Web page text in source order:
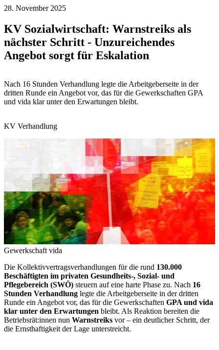
28. November 2025
KV Sozialwirtschaft: Warnstreiks als
nächster Schritt - Unzureichendes
Angebot sorgt für Eskalation
Nach 16 Stunden Verhandlung legte die Arbeitgeberseite in der
dritten Runde ein Angebot vor, das für die Gewerkschaften GPA
und vida klar unter den Erwartungen bleibt.
KV Verhandlung
Gewerkschaft vida
Die Kollektivvertragsverhandlungen für die rund 130.000
Beschäftigten im privaten Gesundheits-, Sozial- und
Pflegebereich (SWÖ) steuern auf eine harte Phase zu. Nach 16
Stunden Verhandlung legte die Arbeitgeberseite in der dritten
Runde ein Angebot vor, das für die Gewerkschaften GPA und vida
klar unter den Erwartungen bleibt. Als Reaktion bereiten die
Betriebsrät:innen nun Warnstreiks vor – ein deutlicher Schritt, der
die Ernsthaftigkeit der Lage unterstreicht.